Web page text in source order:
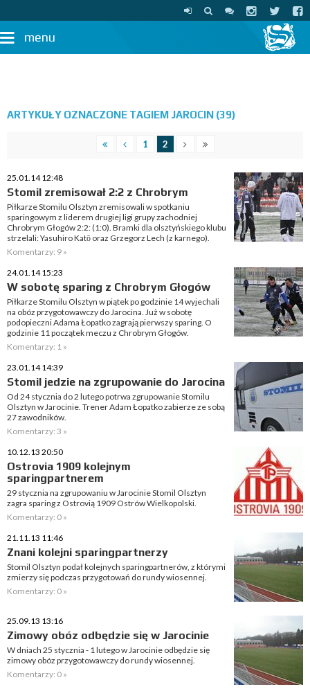
menu
ARTYKUŁY OZNACZONE TAGIEM JAROCIN (39)
1 2
25.01.14 12:48
Stomil zremisował 2:2 z Chrobrym
Piłkarze Stomilu Olsztyn zremisowali w spotkaniu
sparingowym z liderem drugiej ligi grupy zachodniej
Chrobrym Głogów 2:2: (1:0). Bramki dla olsztyńskiego klubu
strzelali: Yasuhiro Katō oraz Grzegorz Lech (z karnego).
Komentarzy: 9 »
24.01.14 15:23
W sobotę sparing z Chrobrym Głogów
Piłkarze Stomilu Olsztyn w piątek po godzinie 14 wyjechali
na obóz przygotowawczy do Jarocina. Już w sobotę
podopieczni Adama Łopatko zagrają pierwszy sparing. O
godzinie 11 początek meczu z Chrobrym Głogów.
Komentarzy: 1 »
23.01.14 14:39
Stomil jedzie na zgrupowanie do Jarocina
Od 24 stycznia do 2 lutego potrwa zgrupowanie Stomilu
Olsztyn w Jarocinie. Trener Adam Łopatko zabierze ze sobą
27 zawodników.
Komentarzy: 3 »
10.12.13 20:50
Ostrovia 1909 kolejnym
sparingpartnerem
29 stycznia na zgrupowaniu w Jarocinie Stomil Olsztyn
zagra sparing z Ostrovią 1909 Ostrów Wielkopolski.
Komentarzy: 0 »
21.11.13 11:46
Znani kolejni sparingpartnerzy
Stomil Olsztyn podał kolejnych sparingpartnerów, z którymi
zmierzy się podczas przygotowań do rundy wiosennej.
Komentarzy: 0 »
25.09.13 13:16
Zimowy obóz odbędzie się w Jarocinie
W dniach 25 stycznia - 1 lutego w Jarocinie odbędzie się
zimowy obóz przygotowawczy do rundy wiosennej.
Komentarzy: 0 »